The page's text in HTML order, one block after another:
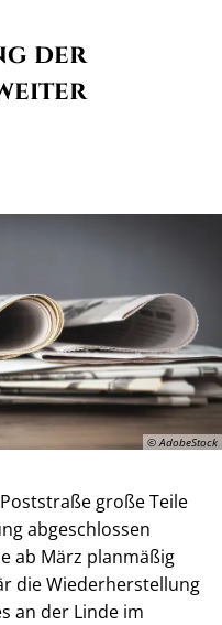
der
© AdobeStock
große Teile
abgeschlossen
ab März planmäßig
die Wiederherstellung
an der Linde im